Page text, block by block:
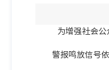
为增强社会
警报鸣放信号依